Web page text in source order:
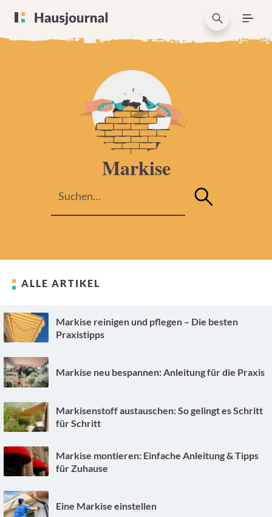
Markise
ALLE ARTIKEL
Markise reinigen und pflegen – Die besten
Praxistipps
Markise neu bespannen: Anleitung für die Praxis
Markisenstoff austauschen: So gelingt es Schritt
für Schritt
Markise montieren: Einfache Anleitung & Tipps
für Zuhause
Eine Markise einstellen